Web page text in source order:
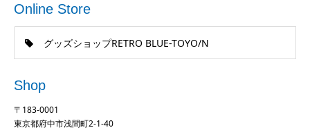
Online Store
グッズショップRETRO BLUE-TOYO/N
Shop
〒183-0001
東京都府中市浅間町2-1-40